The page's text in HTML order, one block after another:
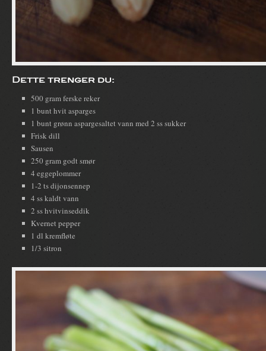
Dette trenger du:
500 gram ferske reker
1 bunt hvit asparges
1 bunt grønn aspargesaltet vann med 2 ss sukker
Frisk dill
Sausen
250 gram godt smør
4 eggeplommer
1-2 ts dijonsennep
4 ss kaldt vann
2 ss hvitvinseddik
Kvernet pepper
1 dl kremfløte
1/3 sitron